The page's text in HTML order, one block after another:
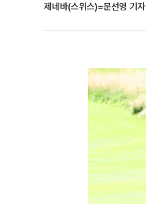
제네바(스위스)=문선영 기자